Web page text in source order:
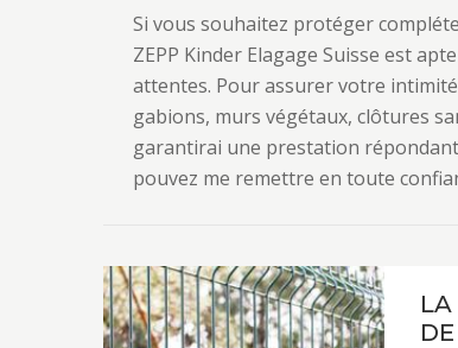
Si vous souhaitez protéger
ZEPP Kinder Elagage Suisse est
attentes. Pour assurer votre intimité
gabions, murs végétaux, clôtures
garantirai une prestation répondant
pouvez me remettre en toute
LA